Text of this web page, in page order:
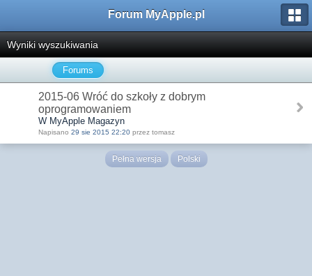
Forum MyApple.pl
Wyniki wyszukiwania
Forums
2015-06 Wróć do szkoły z dobrym
oprogramowaniem
W MyApple Magazyn
Napisano 29 sie 2015 22:20 przez tomasz
Pełna wersja Polski